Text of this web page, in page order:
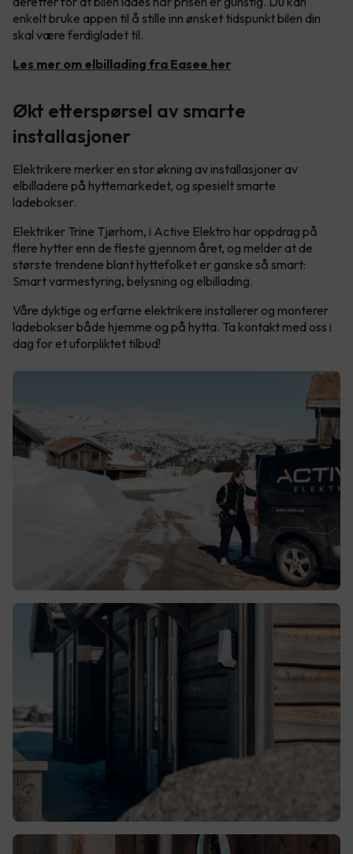
enkelt bruke appen til å stille inn ønsket tidspunkt bilen din
skal være ferdigladet til.
Les mer om elbillading fra Easee her
Økt etterspørsel av smarte
installasjoner
Elektrikere merker en stor økning av installasjoner av
elbilladere på hyttemarkedet, og spesielt smarte
ladebokser.
Elektriker Trine Tjørhom, i Active Elektro har oppdrag på
flere hytter enn de fleste gjennom året, og melder at de
største trendene blant hyttefolket er ganske så smart:
Smart varmestyring, belysning og elbillading.
Våre dyktige og erfarne elektrikere installerer og monterer
ladebokser både hjemme og på hytta. Ta kontakt med oss i
dag for et uforpliktet tilbud!